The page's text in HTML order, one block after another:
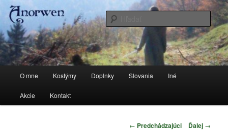
Preskočiť
primárny
obsah anorwen
Stránka o kostýmoch a všetkom, čo sa k tomu vzťahuje
O mne Kostýmy Doplnky Slovania Iné
Akcie Kontakt
Navigácia
← Predchádzajúci Ďalej →